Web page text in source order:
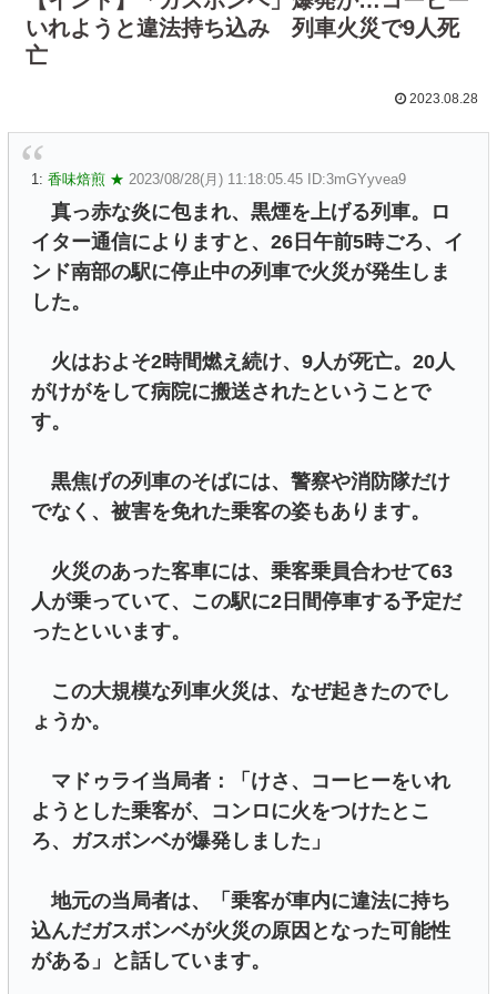
いれようと違法持ち込み 列車火災で9人死
亡
2023.08.28
1: 香味焙煎 ★ 2023/08/28(月) 11:18:05.45 ID:3mGYyvea9
真っ赤な炎に包まれ、黒煙を上げる列車。ロ
イター通信によりますと、26日午前5時ごろ、イ
ンド南部の駅に停止中の列車で火災が発生しま
した。
火はおよそ2時間燃え続け、9人が死亡。20人
がけがをして病院に搬送されたということで
す。
黒焦げの列車のそばには、警察や消防隊だけ
でなく、被害を免れた乗客の姿もあります。
火災のあった客車には、乗客乗員合わせて63
人が乗っていて、この駅に2日間停車する予定だ
ったといいます。
この大規模な列車火災は、なぜ起きたのでし
ょうか。
マドゥライ当局者：「けさ、コーヒーをいれ
ようとした乗客が、コンロに火をつけたとこ
ろ、ガスボンベが爆発しました」
地元の当局者は、「乗客が車内に違法に持ち
込んだガスボンベが火災の原因となった可能性
がある」と話しています。